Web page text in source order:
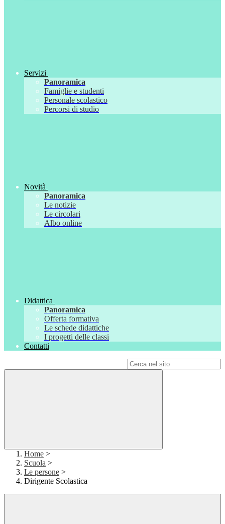
Servizi
Panoramica
Famiglie e studenti
Personale scolastico
Percorsi di studio
Novità
Panoramica
Le notizie
Le circolari
Albo online
Didattica
Panoramica
Offerta formativa
Le schede didattiche
I progetti delle classi
Contatti
Home >
Scuola >
Le persone >
Dirigente Scolastica